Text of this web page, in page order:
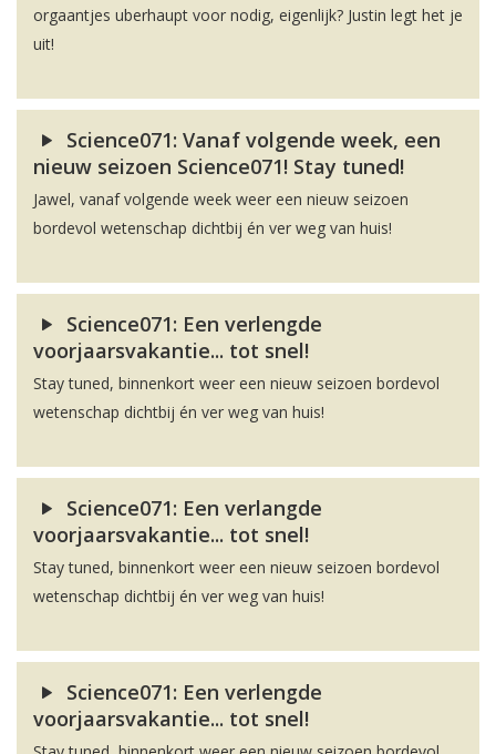
orgaantjes uberhaupt voor nodig, eigenlijk? Justin legt het je
uit!
Science071: Vanaf volgende week, een
nieuw seizoen Science071! Stay tuned!
Jawel, vanaf volgende week weer een nieuw seizoen
bordevol wetenschap dichtbij én ver weg van huis!
Science071: Een verlengde
voorjaarsvakantie... tot snel!
Stay tuned, binnenkort weer een nieuw seizoen bordevol
wetenschap dichtbij én ver weg van huis!
Science071: Een verlangde
voorjaarsvakantie... tot snel!
Stay tuned, binnenkort weer een nieuw seizoen bordevol
wetenschap dichtbij én ver weg van huis!
Science071: Een verlengde
voorjaarsvakantie... tot snel!